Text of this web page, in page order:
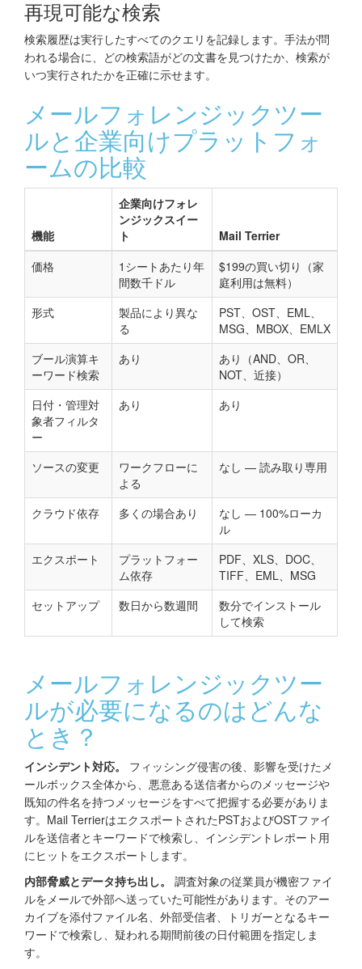
再現可能な検索
検索履歴は実行したすべてのクエリを記録します。手法が問
われる場合に、どの検索語がどの文書を見つけたか、検索が
いつ実行されたかを正確に示せます。
メールフォレンジックツー
ルと企業向けプラットフォ
ームの比較
機能
企業向けフォレ
ンジックスイー
ト
Mail Terrier
価格
1シートあたり年
間数千ドル
$199の買い切り（家
庭利用は無料）
形式
製品により異な
る
PST、OST、EML、
MSG、MBOX、EMLX
ブール演算キ
ーワード検索
あり
あり（AND、OR、
NOT、近接）
日付・管理対
象者フィルタ
ー
あり あり
ソースの変更
ワークフローに
よる
なし — 読み取り専用
クラウド依存 多くの場合あり
なし — 100%ローカ
ル
エクスポート
プラットフォー
ム依存
PDF、XLS、DOC、
TIFF、EML、MSG
セットアップ
数日から数週間
数分でインストール
して検索
メールフォレンジックツー
ルが必要になるのはどんな
とき？
インシデント対応。
フィッシング侵害の後、影響を受けたメ
ールボックス全体から、悪意ある送信者からのメッセージや
既知の件名を持つメッセージをすべて把握する必要がありま
す。Mail TerrierはエクスポートされたPSTおよびOSTファイ
ルを送信者とキーワードで検索し、インシデントレポート用
にヒットをエクスポートします。
内部脅威とデータ持ち出し。
調査対象の従業員が機密ファイ
ルをメールで外部へ送っていた可能性があります。そのアー
カイブを添付ファイル名、外部受信者、トリガーとなるキー
ワードで検索し、疑われる期間前後の日付範囲を指定しま
す。